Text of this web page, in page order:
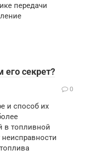
передачи
его секрет?
0
и способ их
в топливной